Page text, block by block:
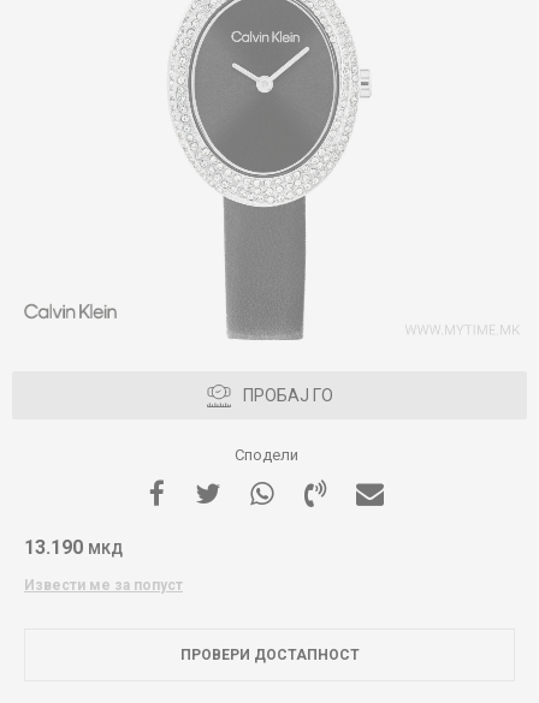
ПРОБАЈ ГО
Сподели
13.190 МКД
Извести ме за попуст
ПРОВЕРИ ДОСТАПНОСТ